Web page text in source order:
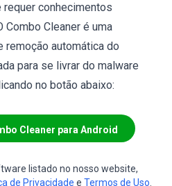
conhecimentos
Combo Cleaner é uma
automática do
para se livrar do malware
no botão abaixo:
Cleaner para Android
listado no nosso website,
de Privacidade e Termos de Uso